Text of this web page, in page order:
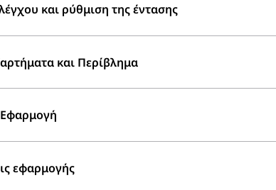
και ρύθμιση της έντασης
και Περίβλημα
εφαρμογής